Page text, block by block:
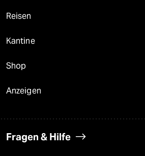
Reisen
Kantine
Shop
Anzeigen
Fragen & Hilfe